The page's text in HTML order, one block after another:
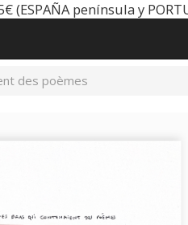
(ESPAÑA península y
des poèmes